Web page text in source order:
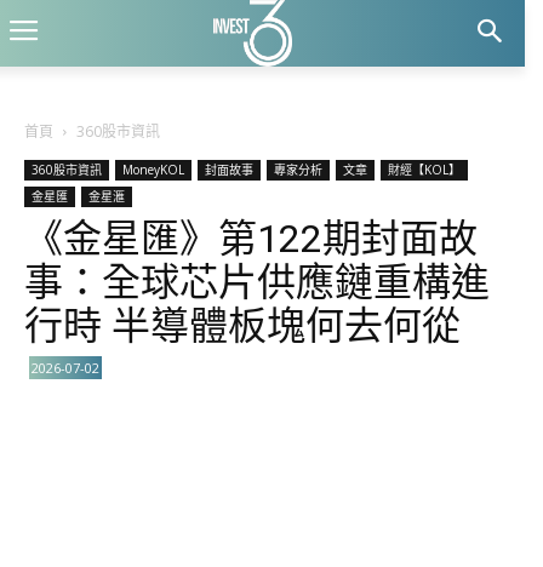
首頁 360股市資訊
360股市資訊 MoneyKOL 封面故事 專家分析 文章
財經【KOL】
金星匯
金星滙
《金星匯》第122期封面故
事：全球芯片供應鏈重構進
行時 半導體板塊何去何從
2026-07-02